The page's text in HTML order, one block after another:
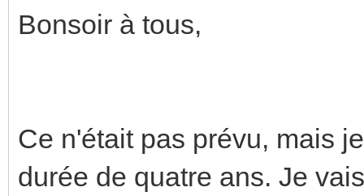
Bonsoir à tous,
Ce n'était pas prévu, mais
durée de quatre ans. Je